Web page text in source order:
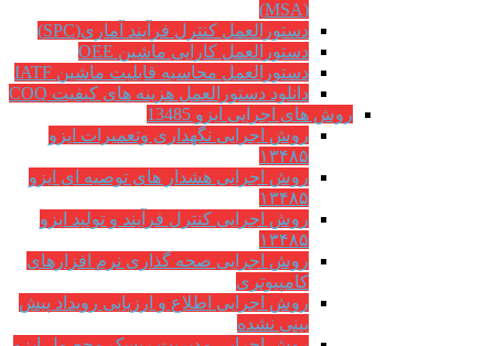
دستورالعمل کنترل فرآیند آماری(SPC)
دستورالعمل کارایی ماشین OEE
دستورالعمل محاسبه قابلیت ماشین IATF
دانلود دستورالعمل هزینه های کیفیت COQ
روش های اجرایی ایزو 13485
روش اجرایی نگهداری وتعمیرات ایزو
۱۳۴۸۵
روش اجرایی هشدار های توصیه ای ایزو
۱۳۴۸۵
روش اجرایی کنترل فرآیند و تولید ایزو
۱۳۴۸۵
روش اجرایی صحه گذاری نرم افزارهای
کامپیوتری
روش اجرایی اطلاع و ارزیابی رویداد پیش
بینی نشده